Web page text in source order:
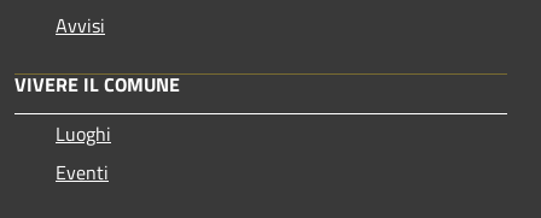
Avvisi
VIVERE IL COMUNE
Luoghi
Eventi